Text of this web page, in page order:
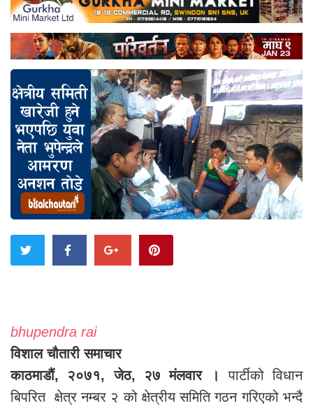
bhupendra rai
विशाल चौतारी समाचार
काठमाडौं, २०७१, जेठ, २७ मंलवार ।
पार्टीको विधान
बिपरित क्षेत्र नम्बर २ को क्षेत्रीय समिति गठन गरिएको भन्दै